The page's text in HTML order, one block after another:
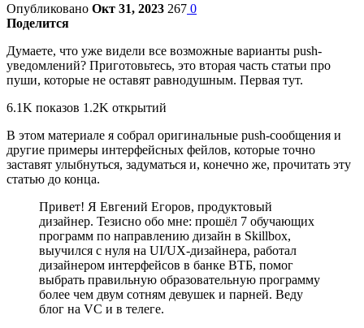
Опубликовано Окт 31, 2023 267 0
Поделится
Думаете, что уже видели все возможные варианты push-
уведомлений? Приготовьтесь, это вторая часть статьи про
пуши, которые не оставят равнодушным. Первая тут.
6.1K показов 1.2K открытий
В этом материале я собрал оригинальные push-сообщения и
другие примеры интерфейсных фейлов, которые точно
заставят улыбнуться, задуматься и, конечно же, прочитать эту
статью до конца.
Привет! Я Евгений Егоров, продуктовый
дизайнер. Тезисно обо мне: прошёл 7 обучающих
программ по направлению дизайн в Skillbox,
выучился с нуля на UI/UX-дизайнера, работал
дизайнером интерфейсов в банке ВТБ, помог
выбрать правильную образовательную программу
более чем двум сотням девушек и парней. Веду
блог на VC и в телеге.